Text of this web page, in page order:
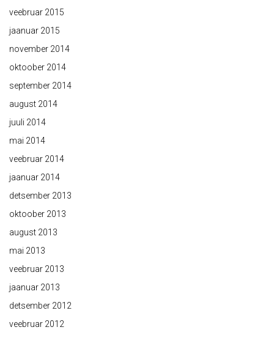
veebruar 2015
jaanuar 2015
november 2014
oktoober 2014
september 2014
august 2014
juuli 2014
mai 2014
veebruar 2014
jaanuar 2014
detsember 2013
oktoober 2013
august 2013
mai 2013
veebruar 2013
jaanuar 2013
detsember 2012
veebruar 2012